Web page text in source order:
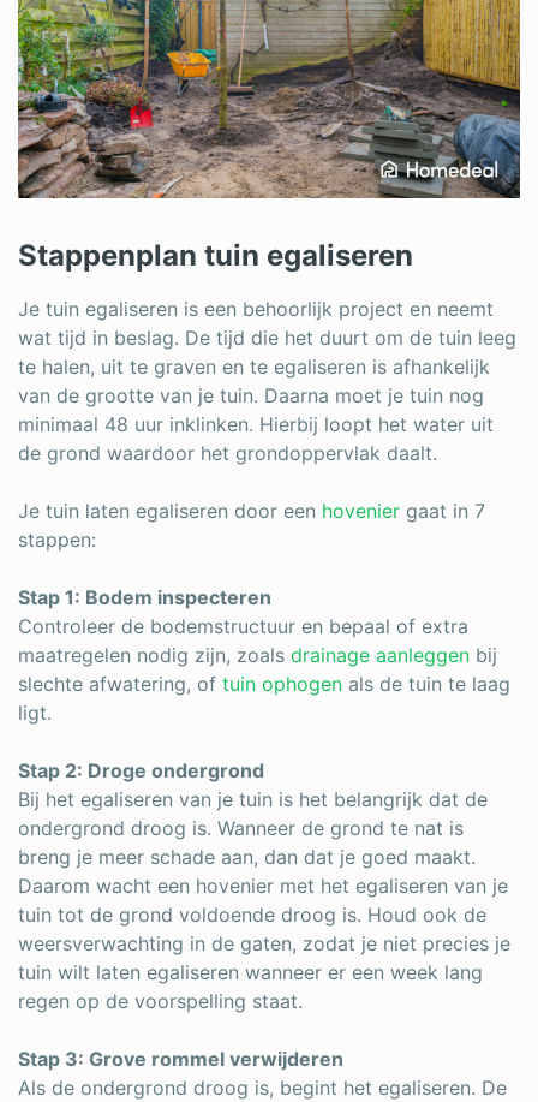
Stappenplan tuin egaliseren
Je tuin egaliseren is een behoorlijk project en neemt
wat tijd in beslag. De tijd die het duurt om de tuin leeg
te halen, uit te graven en te egaliseren is afhankelijk
van de grootte van je tuin. Daarna moet je tuin nog
minimaal 48 uur inklinken. Hierbij loopt het water uit
de grond waardoor het grondoppervlak daalt.
Je tuin laten egaliseren door een hovenier gaat in 7
stappen:
Stap 1: Bodem inspecteren
Controleer de bodemstructuur en bepaal of extra
maatregelen nodig zijn, zoals drainage aanleggen bij
slechte afwatering, of tuin ophogen als de tuin te laag
ligt.
Stap 2: Droge ondergrond
Bij het egaliseren van je tuin is het belangrijk dat de
ondergrond droog is. Wanneer de grond te nat is
breng je meer schade aan, dan dat je goed maakt.
Daarom wacht een hovenier met het egaliseren van je
tuin tot de grond voldoende droog is. Houd ook de
weersverwachting in de gaten, zodat je niet precies je
tuin wilt laten egaliseren wanneer er een week lang
regen op de voorspelling staat.
Stap 3: Grove rommel verwijderen
Als de ondergrond droog is, begint het egaliseren. De